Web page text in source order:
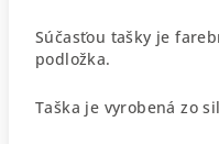
Súčasťou tašky je
podložka.
Taška je vyrobená zo